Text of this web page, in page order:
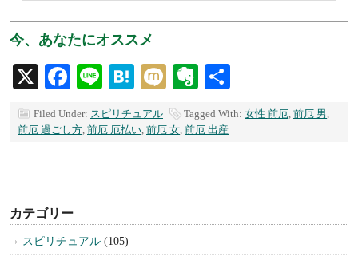
強運をぐんぐん引き寄せて幸せになるための5つの方法
知らないと損!神社での7つの正しい願掛けルールと方法
運気アップのために持ち歩くべき開運グッズ6選
も併せてご覧ください。
前厄とは?前厄の年にやるべきこ
と・絶対やってはいけないこと
1 前厄とはどんな年なのでしょうか